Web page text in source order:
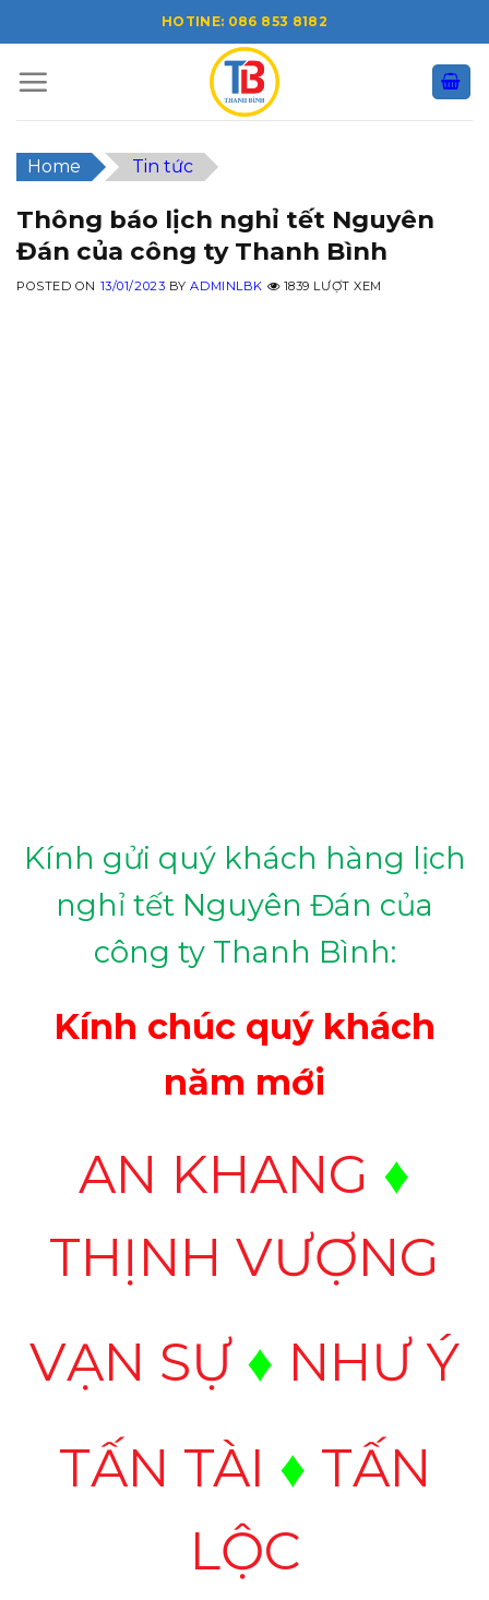
to
content
HOTINE: 086 853 8182
Home Tin tức
Thông báo lịch nghỉ tết Nguyên
Đán của công ty Thanh Bình
POSTED ON 13/01/2023 BYADMINLBK 1839 LƯỢT XEM
Kính gửi quý khách hàng lịch
nghỉ tết Nguyên Đán của
công ty Thanh Bình:
Kính chúc quý khách
năm mới
AN KHANG ♦
THỊNH VƯỢNG
VẠN SỰ ♦ NHƯ Ý
TẤN TÀI ♦ TẤN
LỘC